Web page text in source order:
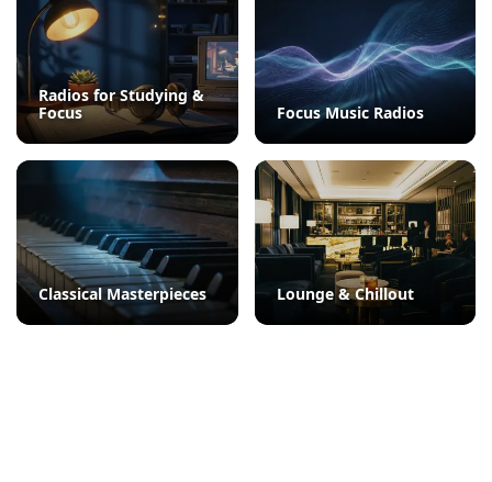
Radios for Studying &
Focus
Focus Music Radios
Classical Masterpieces Lounge & Chillout